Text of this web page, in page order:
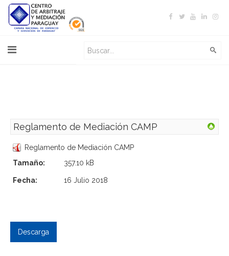
Reglamento de Mediación CAMP
Reglamento de Mediación CAMP
Tamaño:
357.10 kB
Fecha: 16 Julio 2018